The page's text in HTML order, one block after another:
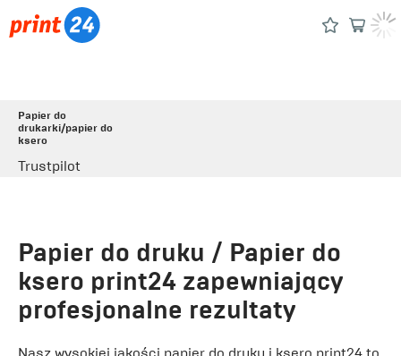
Papier do
drukarki/papier do
ksero
Trustpilot
Papier do druku / Papier do
ksero print24 zapewniający
profesjonalne rezultaty